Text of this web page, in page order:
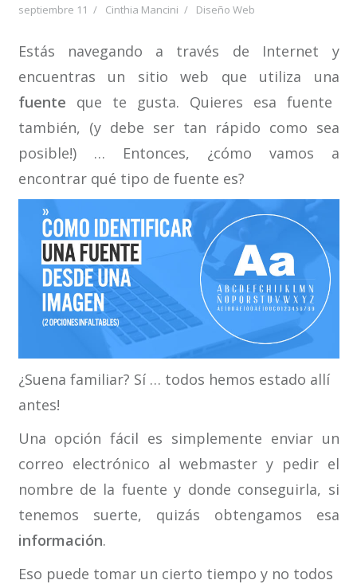
septiembre 11 Cinthia Mancini Diseño Web
Estás navegando a través de Internet y
encuentras un sitio web que utiliza una
fuente que te gusta. Quieres esa fuente
también, (y debe ser tan rápido como sea
posible!) … Entonces, ¿cómo vamos a
encontrar qué tipo de fuente es?
¿Suena familiar? Sí … todos hemos estado allí
antes!
Una opción fácil es simplemente enviar un
correo electrónico al webmaster y pedir el
nombre de la fuente y donde conseguirla, si
tenemos suerte, quizás obtengamos esa
información.
Eso puede tomar un cierto tiempo y no todos